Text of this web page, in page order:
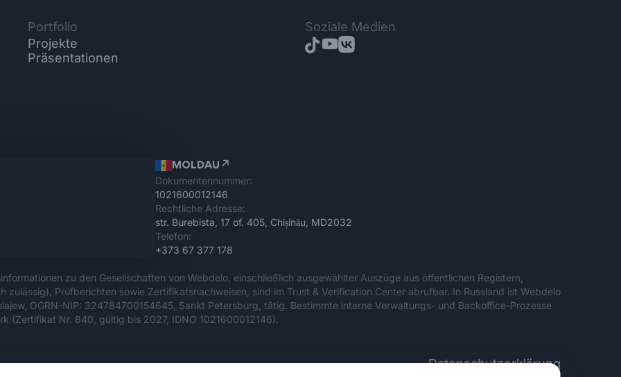
Portfolio
Projekte
Präsentationen
Soziale Medien
MOLDAU
Dokumentennummer:
1021600012146
Rechtliche Adresse:
str. Burebista, 17 of. 405, Chișinău, MD2032
Telefon:
+373 67 377 178
zu den Gesellschaften von Webdelo, einschließlich ausgewählter Auszüge aus öffentlichen Registern,
Prüfberichten sowie Zertifikatsnachweisen, sind im Trust & Verification Center abrufbar. In Russland ist Webdelo
OGRN-NIP: 324784700154645, Sankt Petersburg, tätig. Bestimmte interne Verwaltungs- und Backoffice-Prozesse
(Zertifikat Nr. 840, gültig bis 2027, IDNO 1021600012146).
Datenschutzerklärung